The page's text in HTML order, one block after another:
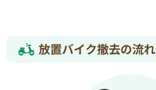
放置バイク撤去の流れ